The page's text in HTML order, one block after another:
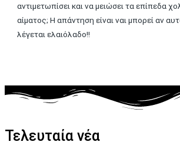
αντιμετωπίσει και να μειώσει τα επίπεδα
αίματος; Η απάντηση είναι ναι μπορεί αν
λέγεται ελαιόλαδο!!
Τελευταία νέα